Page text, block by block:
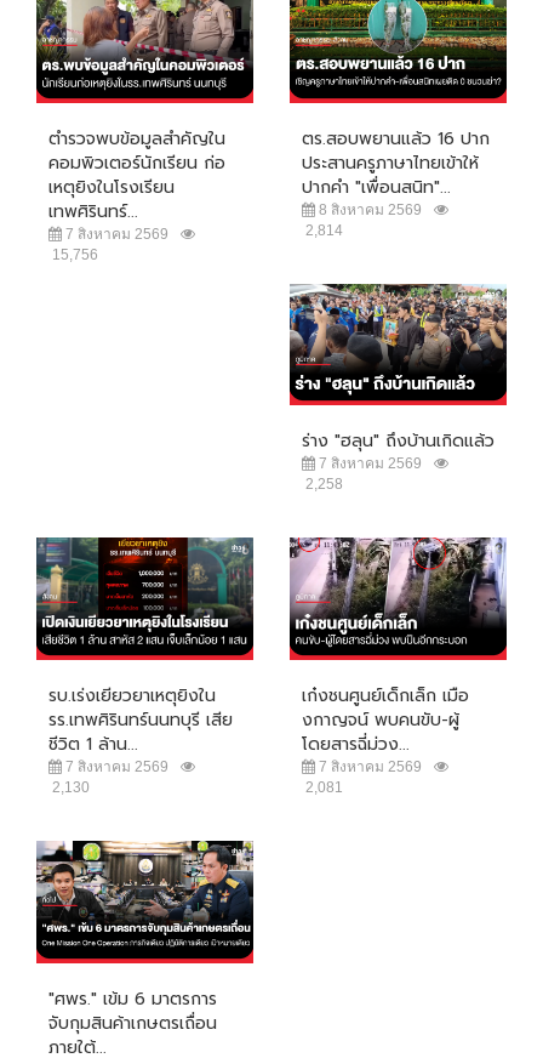
ตำรวจพบข้อมูลสำคัญใน
คอมพิวเตอร์นักเรียน ก่อ
เหตุยิงในโรงเรียน
เทพศิรินทร์...
7 สิงหาคม 2569
15,756
ตร.สอบพยานแล้ว 16 ปาก
ประสานครูภาษาไทยเข้าให้
ปากคำ "เพื่อนสนิท"...
8 สิงหาคม 2569
2,814
ร่าง "ฮลุน" ถึงบ้านเกิดแล้ว
7 สิงหาคม 2569
2,258
รบ.เร่งเยียวยาเหตุยิงใน
รร.เทพศิรินทร์นนทบุรี เสีย
ชีวิต 1 ล้าน...
7 สิงหาคม 2569
2,130
เก๋งชนศูนย์เด็กเล็ก เมือ
งกาญจน์ พบคนขับ-ผู้
โดยสารฉี่ม่วง...
7 สิงหาคม 2569
2,081
"ศพร." เข้ม 6 มาตรการ
จับกุมสินค้าเกษตรเถื่อน
ภายใต้...